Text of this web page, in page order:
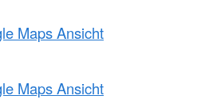
Maps Ansicht
Maps Ansicht